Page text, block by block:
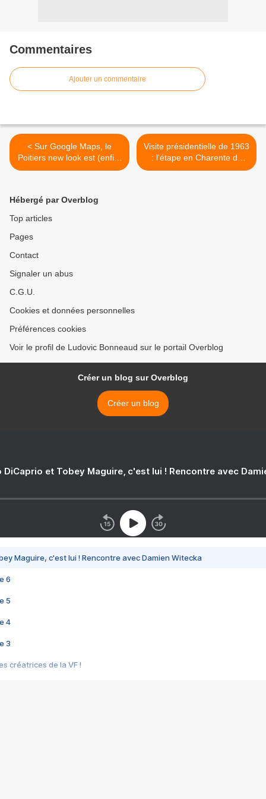
Commentaires
Ajouter un commentaire
< Sur Google Maps, le
Poitiers new look est (enfin)
arrivé!
Visite présidentielle de 1963
: l'étape en Charente du
Général de Gaulle >
Hébergé par Overblog
Top articles
Pages
Contact
Signaler un abus
C.G.U.
Cookies et données personnelles
Préférences cookies
Voir le profil de Ludovic Bonneaud sur le portail Overblog
Créer un blog sur Overblog
Créer un blog
DiCaprio et Tobey Maguire, c'est lui ! Rencontre avec
Maguire, c'est lui ! Rencontre avec Damien Witecka
6
5
4
3
créatrices de la VF !